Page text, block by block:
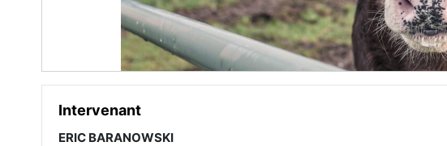
Intervenant
ERIC BARANOWSKI